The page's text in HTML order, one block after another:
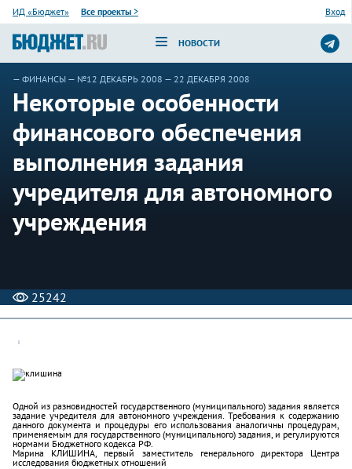
ИД «Бюджет» Все проекты > Вход
НОВОСТИ
— ФИНАНСЫ — №12 ДЕКАБРЬ 2008 — 22 ДЕКАБРЯ 2008
Некоторые особенности
финансового обеспечения
выполнения задания
учредителя для автономного
учреждения
25242
Одной из разновидностей государственного (муниципального) задания является
задание учредителя для автономного учреждения. Требования к содержанию
данного документа и процедуры его использования аналогичны процедурам,
применяемым для государственного (муниципального) задания, и регулируются
нормами Бюджетного кодекса РФ.
Марина КЛИШИНА, первый заместитель генерального директора Центра
исследования бюджетных отношений